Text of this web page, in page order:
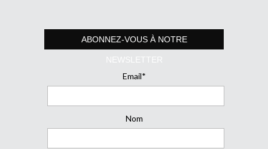
ABONNEZ-VOUS À NOTRE
NEWSLETTER
Email*
Nom